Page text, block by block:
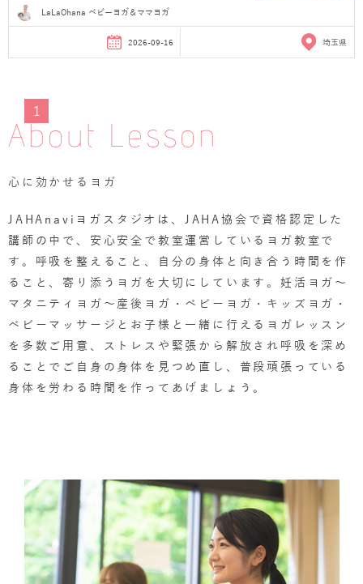
LaLaOhana ベビーヨガ＆ママヨガ
2026-09-16 埼玉県
1
About Lesson
心に効かせるヨガ
JAHAnaviヨガスタジオは、JAHA協会で資格認定した
講師の中で、安心安全で教室運営しているヨガ教室で
す。呼吸を整えること、自分の身体と向き合う時間を作
ること、寄り添うヨガを大切にしています。妊活ヨガ～
マタニティヨガ～産後ヨガ・ベビーヨガ・キッズヨガ・
ベビーマッサージとお子様と一緒に行えるヨガレッスン
を多数ご用意、ストレスや緊張から解放され呼吸を深め
ることでご自身の身体を見つめ直し、普段頑張っている
身体を労わる時間を作ってあげましょう。